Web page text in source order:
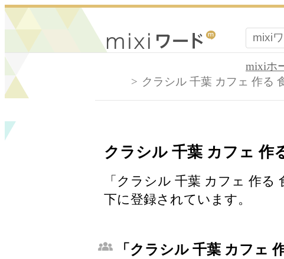
mixiホ
クラシル 千葉 カフェ 作る
クラシル 千葉 カフェ 作
「クラシル 千葉 カフェ 作
下に登録されています。
「クラシル 千葉 カフェ